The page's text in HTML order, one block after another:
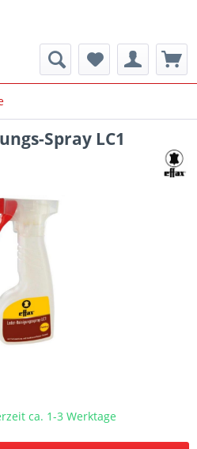
Spray LC1
ca. 1-3 Werktage